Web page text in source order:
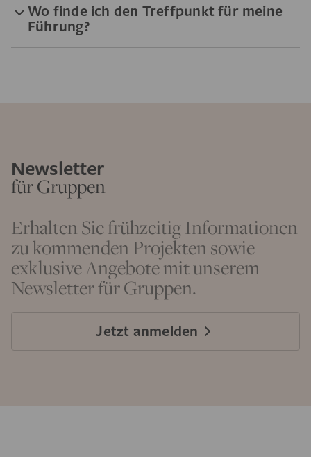
Wo finde ich den Treffpunkt für meine
Führung?
Newsletter
für Gruppen
Erhalten Sie frühzeitig Informationen
zu kommenden Projekten sowie
exklusive Angebote mit unserem
Newsletter für Gruppen.
Jetzt anmelden